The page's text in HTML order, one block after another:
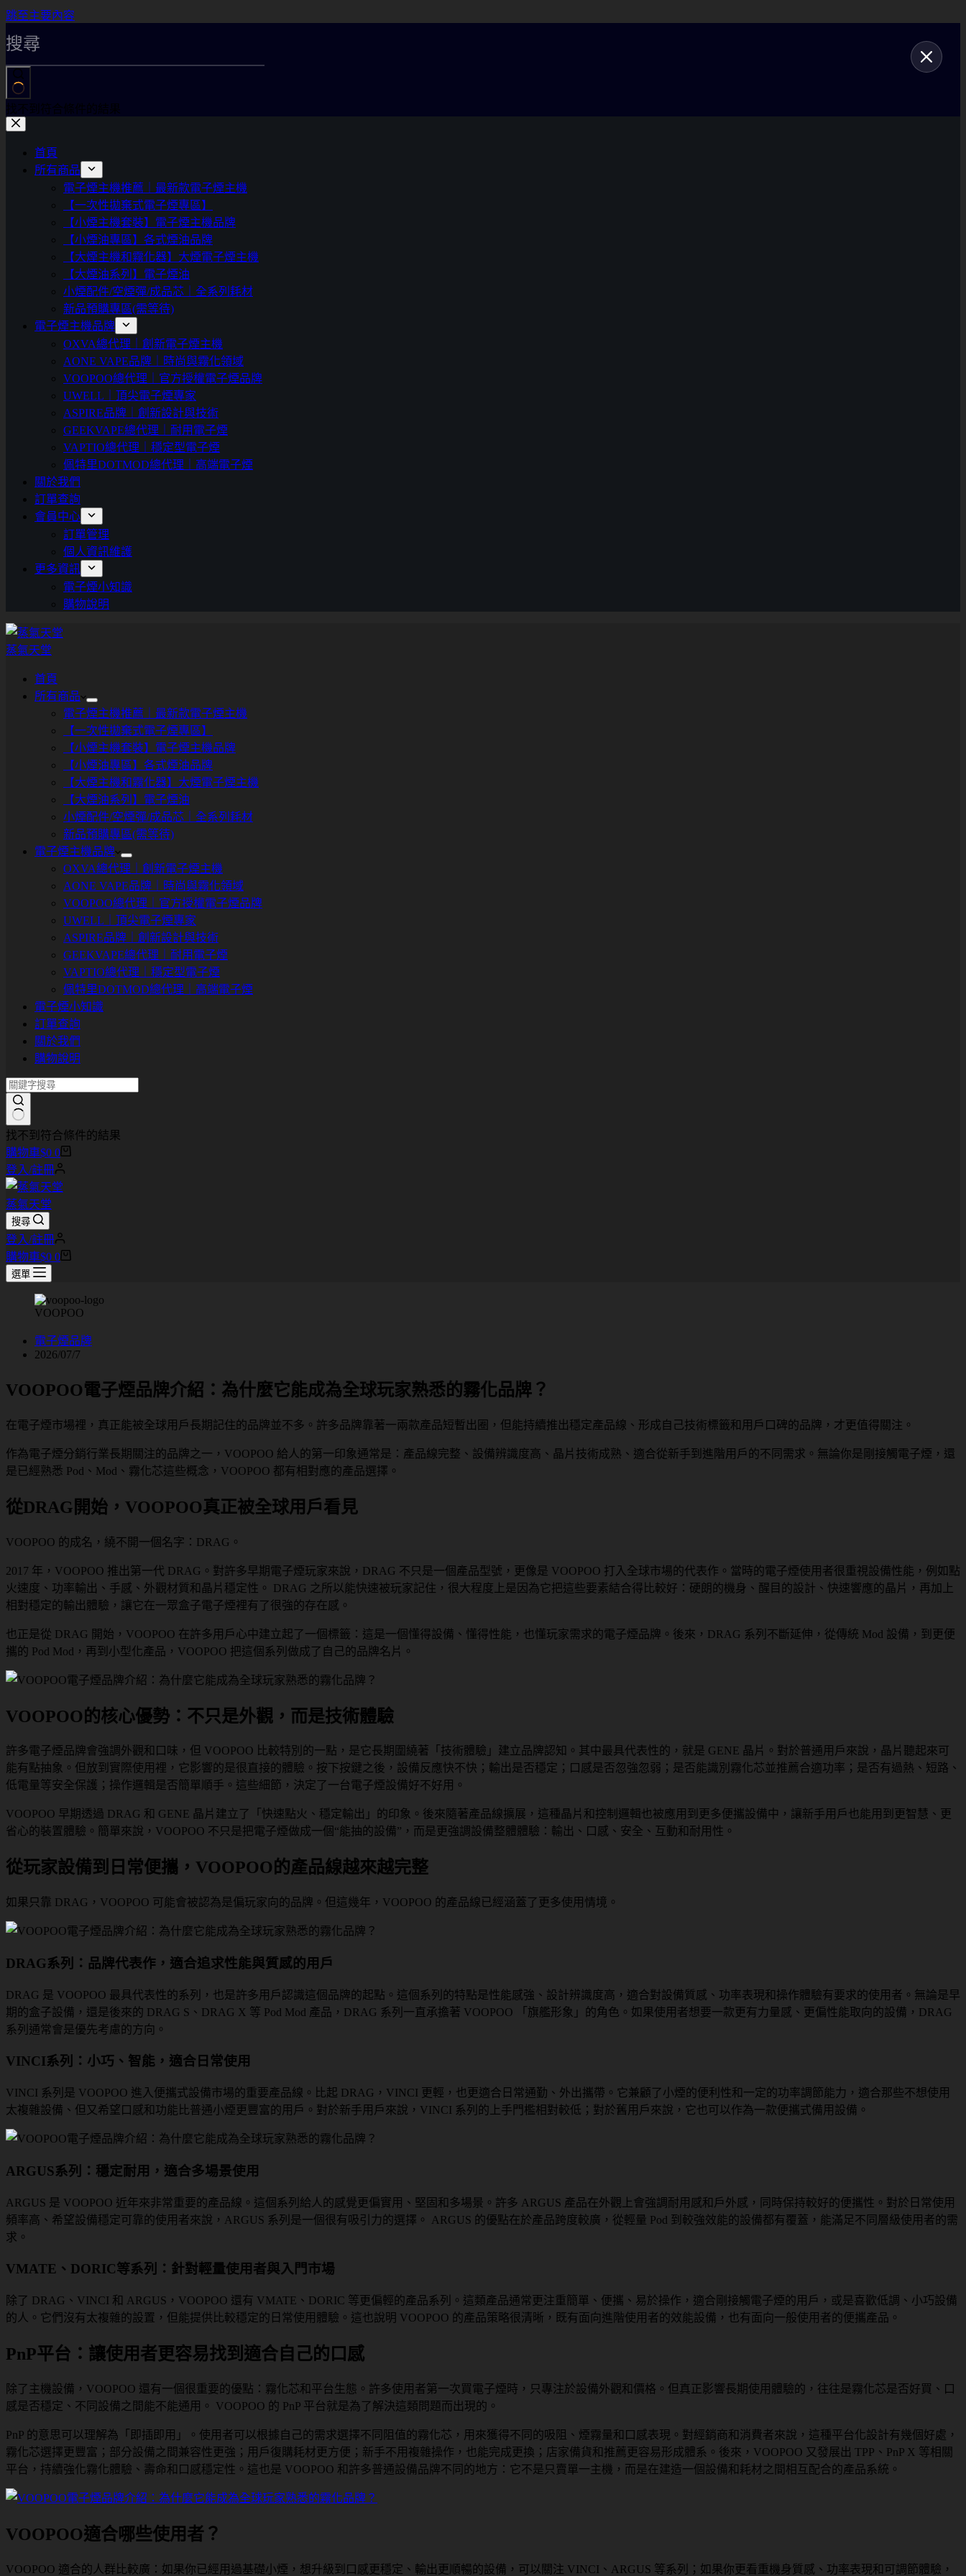
跳至主要內容
找不到符合條件的結果
首頁
所有商品
電子煙主機推薦｜最新款電子煙主機
【一次性拋棄式電子煙專區】
【小煙主機套裝】電子煙主機品牌
【小煙油專區】各式煙油品牌
【大煙主機和霧化器】大煙電子煙主機
【大煙油系列】電子煙油
小煙配件/空煙彈/成品芯｜全系列耗材
新品預購專區(需等待)
電子煙主機品牌
OXVA總代理｜創新電子煙主機
AONE VAPE品牌｜時尚與霧化領域
VOOPOO總代理｜官方授權電子煙品牌
UWELL｜頂尖電子煙專家
ASPIRE品牌｜創新設計與技術
GEEKVAPE總代理｜耐用電子煙
VAPTIO總代理｜穩定型電子煙
佩特里DOTMOD總代理｜高端電子煙
關於我們
訂單查詢
會員中心
訂單管理
個人資訊維護
更多資訊
電子煙小知識
購物說明
蒸氣天堂
首頁
所有商品
電子煙主機推薦｜最新款電子煙主機
【一次性拋棄式電子煙專區】
【小煙主機套裝】電子煙主機品牌
【小煙油專區】各式煙油品牌
【大煙主機和霧化器】大煙電子煙主機
【大煙油系列】電子煙油
小煙配件/空煙彈/成品芯｜全系列耗材
新品預購專區(需等待)
電子煙主機品牌
OXVA總代理｜創新電子煙主機
AONE VAPE品牌｜時尚與霧化領域
VOOPOO總代理｜官方授權電子煙品牌
UWELL｜頂尖電子煙專家
ASPIRE品牌｜創新設計與技術
GEEKVAPE總代理｜耐用電子煙
VAPTIO總代理｜穩定型電子煙
佩特里DOTMOD總代理｜高端電子煙
電子煙小知識
訂單查詢
關於我們
購物說明
找不到符合條件的結果
購物車$0 0
登入/註冊
蒸氣天堂
搜尋
登入/註冊
購物車$0 0
選單
VOOPOO
電子煙品牌
2026/07/7
VOOPOO電子煙品牌介紹：為什麼它能成為全球玩家熟悉的霧化品牌？
在電子煙市場裡，真正能被全球用戶長期記住的品牌並不多。許多品牌靠著一兩款產品短暫出圈，但能持續推出穩定產品線、形成自己技術標籤和用戶口碑的品牌，才更值得關注。
作為電子煙分銷行業長期關注的品牌之一，VOOPOO 給人的第一印象通常是：產品線完整、設備辨識度高、晶片技術成熟、適合從新手到進階用戶的不同需求。無論你是剛接觸電子煙，還
是已經熟悉 Pod、Mod、霧化芯這些概念，VOOPOO 都有相對應的產品選擇。
從DRAG開始，VOOPOO真正被全球用戶看見
VOOPOO 的成名，繞不開一個名字：DRAG。
2017 年，VOOPOO 推出第一代 DRAG。對許多早期電子煙玩家來說，DRAG 不只是一個產品型號，更像是 VOOPOO 打入全球市場的代表作。當時的電子煙使用者很重視設備性能，例如點
火速度、功率輸出、手感、外觀材質和晶片穩定性。 DRAG 之所以能快速被玩家記住，很大程度上是因為它把這些要素結合得比較好：硬朗的機身、醒目的設計、快速響應的晶片，再加上
相對穩定的輸出體驗，讓它在一眾盒子電子煙裡有了很強的存在感。
也正是從 DRAG 開始，VOOPOO 在許多用戶心中建立起了一個標籤：這是一個懂得設備、懂得性能，也懂玩家需求的電子煙品牌。後來，DRAG 系列不斷延伸，從傳統 Mod 設備，到更便
攜的 Pod Mod，再到小型化產品，VOOPOO 把這個系列做成了自己的品牌名片。
VOOPOO的核心優勢：不只是外觀，而是技術體驗
許多電子煙品牌會強調外觀和口味，但 VOOPOO 比較特別的一點，是它長期圍繞著「技術體驗」建立品牌認知。其中最具代表性的，就是 GENE 晶片。對於普通用戶來說，晶片聽起來可
能有點抽象。但放到實際使用裡，它影響的是很直接的體驗。按下按鍵之後，設備反應快不快；輸出是否穩定；口感是否忽強忽弱；是否能識別霧化芯並推薦合適功率；是否有過熱、短路、
低電量等安全保護；操作邏輯是否簡單順手。這些細節，決定了一台電子煙設備好不好用。
VOOPOO 早期透過 DRAG 和 GENE 晶片建立了「快速點火、穩定輸出」的印象。後來隨著產品線擴展，這種晶片和控制邏輯也被應用到更多便攜設備中，讓新手用戶也能用到更智慧、更
省心的裝置體驗。簡單來說，VOOPOO 不只是把電子煙做成一個“能抽的設備”，而是更強調設備整體體驗：輸出、口感、安全、互動和耐用性。
從玩家設備到日常便攜，VOOPOO的產品線越來越完整
如果只靠 DRAG，VOOPOO 可能會被認為是偏玩家向的品牌。但這幾年，VOOPOO 的產品線已經涵蓋了更多使用情境。
DRAG系列：品牌代表作，適合追求性能與質感的用戶
DRAG 是 VOOPOO 最具代表性的系列，也是許多用戶認識這個品牌的起點。這個系列的特點是性能感強、設計辨識度高，適合對設備質感、功率表現和操作體驗有要求的使用者。無論是早
期的盒子設備，還是後來的 DRAG S、DRAG X 等 Pod Mod 產品，DRAG 系列一直承擔著 VOOPOO 「旗艦形象」的角色。如果使用者想要一款更有力量感、更偏性能取向的設備，DRAG
系列通常會是優先考慮的方向。
VINCI系列：小巧、智能，適合日常使用
VINCI 系列是 VOOPOO 進入便攜式設備市場的重要產品線。比起 DRAG，VINCI 更輕，也更適合日常通勤、外出攜帶。它兼顧了小煙的便利性和一定的功率調節能力，適合那些不想使用
太複雜設備、但又希望口感和功能比普通小煙更豐富的用戶。對於新手用戶來說，VINCI 系列的上手門檻相對較低；對於舊用戶來說，它也可以作為一款便攜式備用設備。
ARGUS系列：穩定耐用，適合多場景使用
ARGUS 是 VOOPOO 近年來非常重要的產品線。這個系列給人的感覺更偏實用、堅固和多場景。許多 ARGUS 產品在外觀上會強調耐用感和戶外感，同時保持較好的便攜性。對於日常使用
頻率高、希望設備穩定可靠的使用者來說，ARGUS 系列是一個很有吸引力的選擇。 ARGUS 的優點在於產品跨度較廣，從輕量 Pod 到較強效能的設備都有覆蓋，能滿足不同層級使用者的需
求。
VMATE、DORIC等系列：針對輕量使用者與入門市場
除了 DRAG、VINCI 和 ARGUS，VOOPOO 還有 VMATE、DORIC 等更偏輕的產品系列。這類產品通常更注重簡單、便攜、易於操作，適合剛接觸電子煙的用戶，或是喜歡低調、小巧設備
的人。它們沒有太複雜的設置，但能提供比較穩定的日常使用體驗。這也說明 VOOPOO 的產品策略很清晰，既有面向進階使用者的效能設備，也有面向一般使用者的便攜產品。
PnP平台：讓使用者更容易找到適合自己的口感
除了主機設備，VOOPOO 還有一個很重要的優點：霧化芯和平台生態。許多使用者第一次買電子煙時，只專注於設備外觀和價格。但真正影響長期使用體驗的，往往是霧化芯是否好買、口
感是否穩定、不同設備之間能不能通用。 VOOPOO 的 PnP 平台就是為了解決這類問題而出現的。
PnP 的意思可以理解為「即插即用」。使用者可以根據自己的需求選擇不同阻值的霧化芯，用來獲得不同的吸阻、煙霧量和口感表現。對經銷商和消費者來說，這種平台化設計有幾個好處，
霧化芯選擇更豐富；部分設備之間兼容性更強；用戶復購耗材更方便；新手不用複雜操作，也能完成更換；店家備貨和推薦更容易形成體系。後來，VOOPOO 又發展出 TPP、PnP X 等相關
平台，持續強化霧化體驗、壽命和口感穩定性。這也是 VOOPOO 和許多普通設備品牌不同的地方：它不是只賣單一主機，而是在建造一個設備和耗材之間相互配合的產品系統。
VOOPOO適合哪些使用者？
VOOPOO 適合的人群比較廣：如果你已經用過基礎小煙，想升級到口感更穩定、輸出更順暢的設備，可以關注 VINCI、ARGUS 等系列；如果你更看重機身質感、功率表現和可調節體驗，